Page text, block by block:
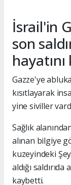
İsrail'in
son
Gazze'ye
kısıtlayarak
yine siviller
Sağlık
alınan bilgiye
kuzeyindeki
aldığı
kaybetti.